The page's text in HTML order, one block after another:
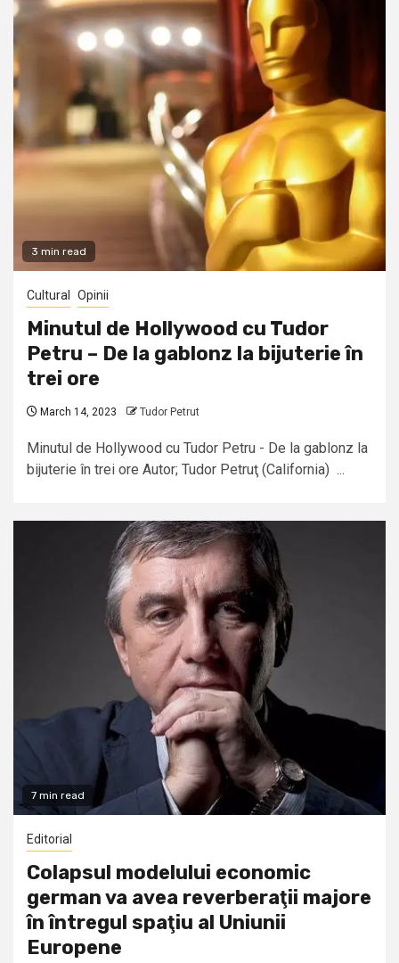
3 min read
Cultural Opinii
Minutul de Hollywood cu Tudor
Petru – De la gablonz la bijuterie în
trei ore
March 14, 2023 Tudor Petrut
Minutul de Hollywood cu Tudor Petru - De la gablonz la
bijuterie în trei ore Autor; Tudor Petruţ (California) ...
7 min read
Editorial
Colapsul modelului economic
german va avea reverberaţii majore
în întregul spaţiu al Uniunii
Europene